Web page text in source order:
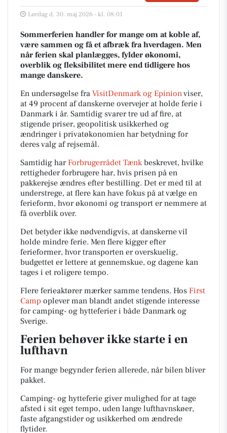
Lørdag d. 30. maj 2026 - kl. 08:01
Sommerferien handler for mange om at koble af,
være sammen og få et afbræk fra hverdagen. Men
når ferien skal planlægges, fylder økonomi,
overblik og fleksibilitet mere end tidligere hos
mange danskere.
En undersøgelse fra VisitDenmark og Epinionviser,
at 49 procent af danskerne overvejer at holde ferie i
Danmark i år. Samtidig svarer tre ud af fire, at
stigende priser, geopolitisk usikkerhed og
ændringer i privatøkonomien har betydning for
deres valg af rejsemål.
Samtidig har Forbrugerrådet Tænkbeskrevet, hvilke
rettigheder forbrugere har, hvis prisen på en
pakkerejse ændres efter bestilling. Det er med til at
understrege, at flere kan have fokus på at vælge en
ferieform, hvor økonomi og transport er nemmere at
få overblik over.
Det betyder ikke nødvendigvis, at danskerne vil
holde mindre ferie. Men flere kigger efter
ferieformer, hvor transporten er overskuelig,
budgettet er lettere at gennemskue, og dagene kan
tages i et roligere tempo.
Flere ferieaktører mærker samme tendens. Hos First
Camp oplever man blandt andet stigende interesse
for camping- og hytteferier i både Danmark og
Sverige.
Ferien behøver ikke starte i en
lufthavn
For mange begynder ferien allerede, når bilen bliver
pakket.
Camping- og hytteferie giver mulighed for at tage
afsted i sit eget tempo, uden lange lufthavnskøer,
faste afgangstider og usikkerhed om ændrede
flytider.